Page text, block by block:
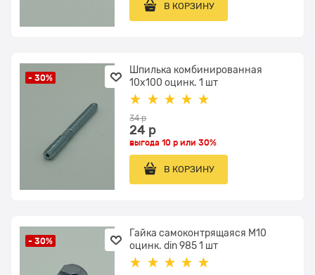
В КОРЗИНУ
- 30%
Шпилька комбинированная
10х100 оцинк. 1 шт
34 р
24 р
выгода10 р или30%
В КОРЗИНУ
- 30%
Гайка самоконтрящаяся М10
оцинк. din 985 1 шт